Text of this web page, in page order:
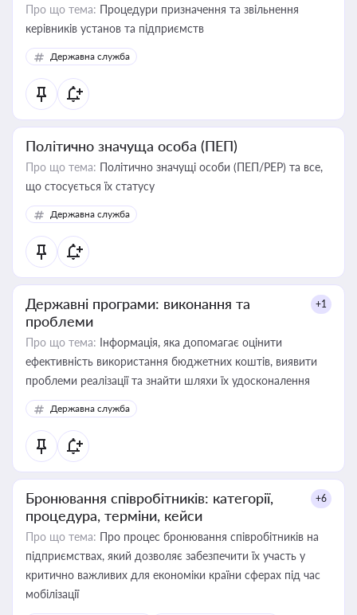
Про що тема: Процедури призначення та звільнення
керівників установ та підприємств
Державна служба
Політично значуща особа (ПЕП)
Про що тема: Політично значущі особи (ПЕП/PEP) та все,
що стосується їх статусу
Державна служба
Державні програми: виконання та
проблеми
+1
Про що тема: Інформація, яка допомагає оцінити
ефективність використання бюджетних коштів, виявити
проблеми реалізації та знайти шляхи їх удосконалення
Державна служба
Бронювання співробітників: категорії,
процедура, терміни, кейси
+6
Про що тема: Про процес бронювання співробітників на
підприємствах, який дозволяє забезпечити їх участь у
критично важливих для економіки країни сферах під час
мобілізації